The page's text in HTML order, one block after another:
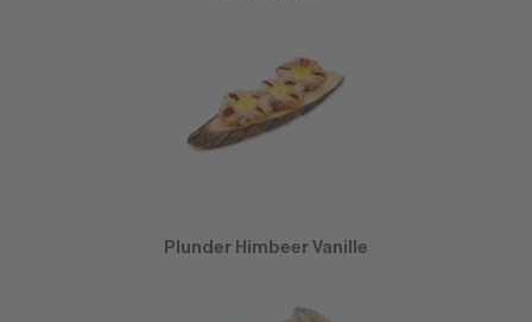
Plunder Himbeer Vanille